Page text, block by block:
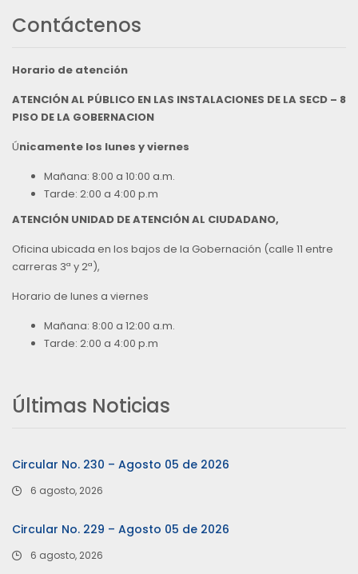
Contáctenos
Horario de atención
ATENCIÓN AL PÚBLICO EN LAS INSTALACIONES DE LA SECD – 8
PISO DE LA GOBERNACION
Únicamente los lunes y viernes
Mañana: 8:00 a 10:00 a.m.
Tarde: 2:00 a 4:00 p.m
ATENCIÓN UNIDAD DE ATENCIÓN AL CIUDADANO,
Oficina ubicada en los bajos de la Gobernación (calle 11 entre
carreras 3ª y 2ª),
Horario de lunes a viernes
Mañana: 8:00 a 12:00 a.m.
Tarde: 2:00 a 4:00 p.m
Últimas Noticias
Circular No. 230 – Agosto 05 de 2026
6 agosto, 2026
Circular No. 229 – Agosto 05 de 2026
6 agosto, 2026